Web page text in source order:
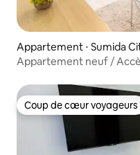
Appartement ⋅ Sumida
Appartement neuf /
Pratique, à distance de
/ W...
Coup de cœur voyageurs
Coup de cœur voyageurs